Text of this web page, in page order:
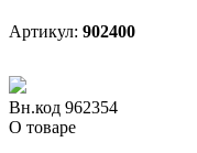
Артикул: 902400
Вн.код 962354
О товаре